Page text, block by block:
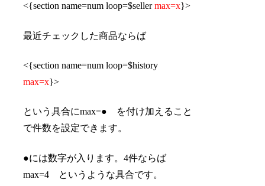
<{section name=num loop=$sellermax=x}>
最近チェックした商品ならば
<{section name=num loop=$history
max=x}>
という具合にmax=● を付け加えること
で件数を設定できます。
●には数字が入ります。4件ならば
max=4 というような具合です。